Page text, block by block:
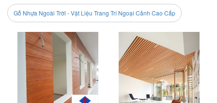
Gỗ Nhựa Ngoài Trời - Vật Liệu Trang Trí Ngoại Cảnh Cao Cấp